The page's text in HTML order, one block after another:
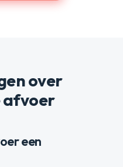
over
afvoer
een